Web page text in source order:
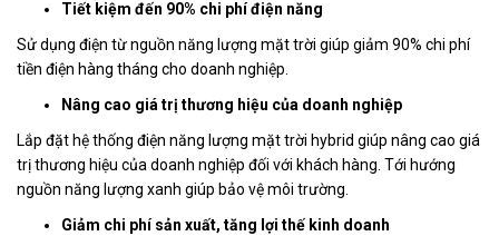
Tiết kiệm đến 90% chi phí điện năng
Sử dụng điện từ nguồn năng lượng mặt trời giúp giảm 90% chi phí
tiền điện hàng tháng cho doanh nghiệp.
Nâng cao giá trị thương hiệu của doanh nghiệp
Lắp đặt hệ thống điện năng lượng mặt trời hybrid giúp nâng cao giá
trị thương hiệu của doanh nghiệp đối với khách hàng. Tới hướng
nguồn năng lượng xanh giúp bảo vệ môi trường.
Giảm chi phí sản xuất, tăng lợi thế kinh doanh